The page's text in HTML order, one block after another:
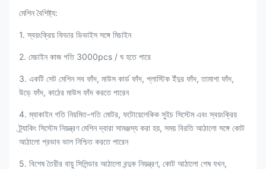
মেশিন বৈশিষ্ট্য:
1. স্বয়ংক্রিয় ফিডার ডিভাইস সঙ্গে মিচাইন
2. মেচাইন কাজ গতি 3000pcs / ঘ হতে পারে
3. একটি সেট মেশিন সব ফাঁদ, মাউস কার্ড ফাঁদ, প্লাস্টিক ইঁদুর ফাঁদ, তামাশা ফাঁদ,
উড়ে ফাঁদ, কাঠের মাউস ফাঁদ করতে পারেন
4. ম্যাকাইন গতি নিয়মিত-গতি মোটর, ফটোয়েলেকিক সুইচ সিস্টেম এবং স্বয়ংক্রিয়
ট্র্যাকিং সিস্টেম নিয়ন্ত্রণ মেশিন দ্বারা সামঞ্জস্য করা হয়, সময় বিরতি আঠালো সঙ্গে কোট
আঠালো প্রভাব ভাল নিশ্চিত করতে পারেন
5. বিশেষ তৈরীর বায়ু সিলিন্ডার আঠালো বন্দুক নিয়ন্ত্রণ, কোট আঠালো শেষ যখন,